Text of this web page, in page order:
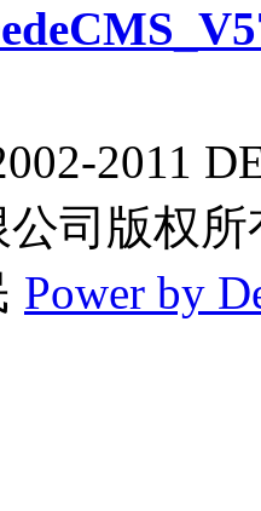
2011
司版权所
Power by